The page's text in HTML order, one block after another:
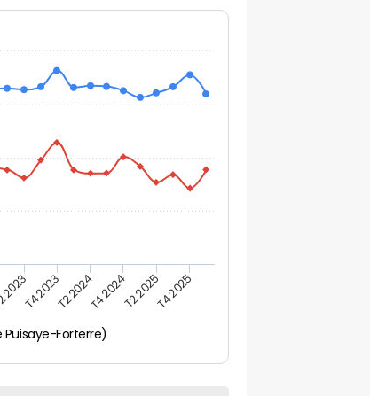
Puisaye-Forterre)
T4 2023T2 2024T4 2024T2 2025T4 2025